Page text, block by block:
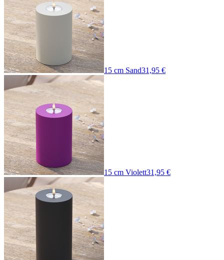
15 cm Sand31,95 €
15 cm Violett31,95 €